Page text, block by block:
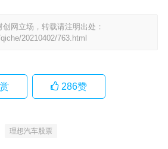
网立场，转载请注明出处：
20210402/763.html
286赞
理想汽车股票